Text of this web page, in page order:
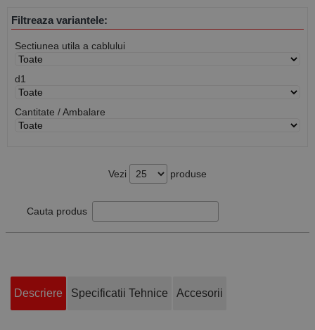
Filtreaza variantele:
Sectiunea utila a cablului
d1
Cantitate / Ambalare
Vezi produse
Cauta produs
Descriere Specificatii Tehnice Accesorii